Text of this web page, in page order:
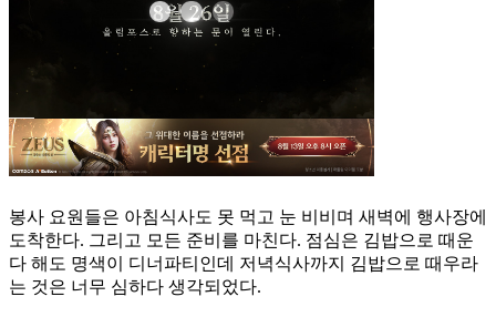
봉사 요원들은 아침식사도 못 먹고 눈 비비며 새벽에 행사장에
도착한다. 그리고 모든 준비를 마친다. 점심은 김밥으로 때운
다 해도 명색이 디너파티인데 저녁식사까지 김밥으로 때우라
는 것은 너무 심하다 생각되었다.